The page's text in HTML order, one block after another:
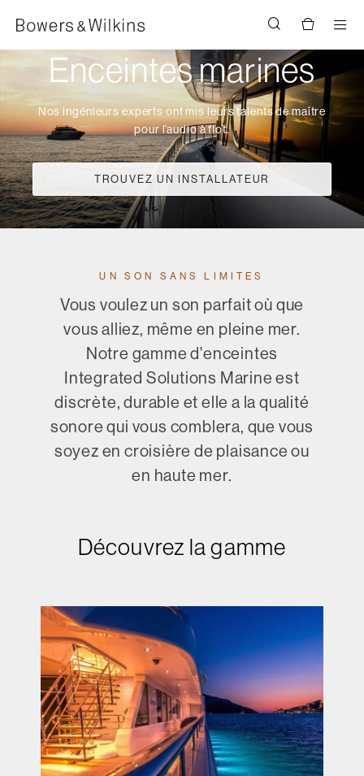
Enceintes marines
Nos ingénieurs experts ont mis leurs talents de maître
pour l’audio à flot.
TROUVEZ UN INSTALLATEUR
UN SON SANS LIMITES
Vous voulez un son parfait où que
vous alliez, même en pleine mer.
Notre gamme d'enceintes
Integrated Solutions Marine est
discrète, durable et elle a la qualité
sonore qui vous comblera, que vous
soyez en croisière de plaisance ou
en haute mer.
Découvrez la gamme